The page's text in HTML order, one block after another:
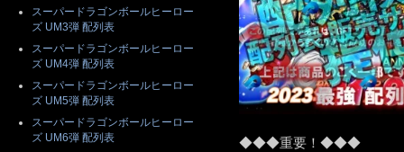
◆◆◆重要！◆◆◆
スーパードラゴンボールヒーロー
ズ UM3弾 配列表
スーパードラゴンボールヒーロー
ズ UM4弾 配列表
スーパードラゴンボールヒーロー
ズ UM5弾 配列表
スーパードラゴンボールヒーロー
ズ UM6弾 配列表